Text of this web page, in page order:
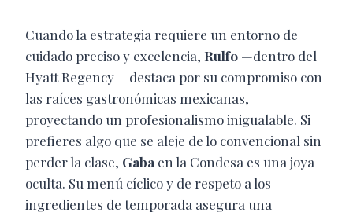
Cuando la estrategia requiere un entorno de
cuidado preciso y excelencia, Rulfo —dentro del
Hyatt Regency— destaca por su compromiso con
las raíces gastronómicas mexicanas,
proyectando un profesionalismo inigualable. Si
prefieres algo que se aleje de lo convencional sin
perder la clase, Gaba en la Condesa es una joya
oculta. Su menú cíclico y de respeto a los
ingredientes de temporada asegura una